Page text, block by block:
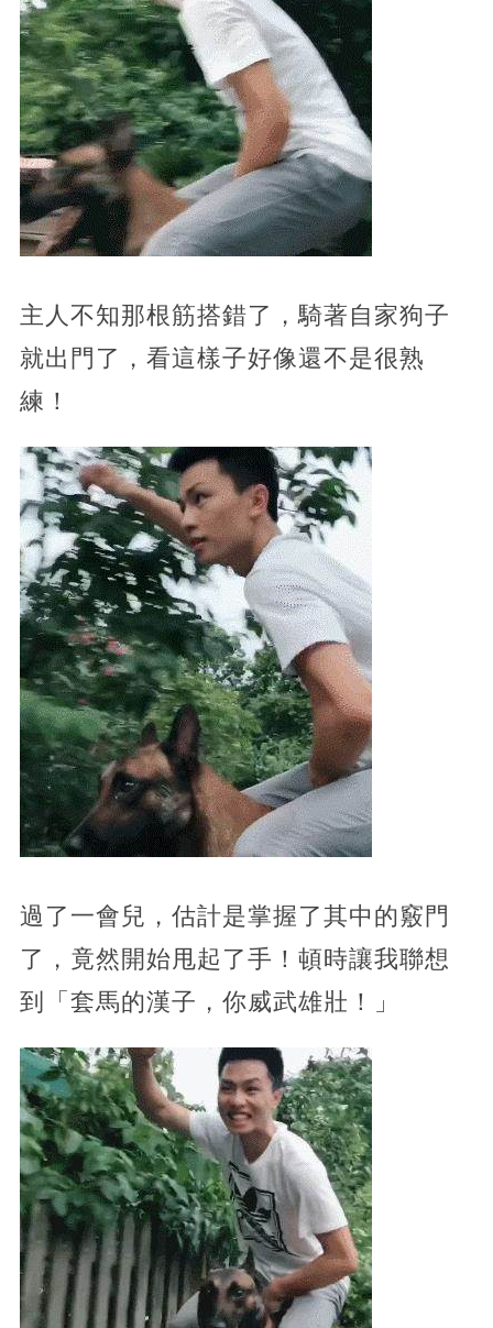
主人不知那根筋搭錯了，騎著自家狗子
就出門了，看這樣子好像還不是很熟
練！
過了一會兒，估計是掌握了其中的竅門
了，竟然開始甩起了手！頓時讓我聯想
到「套馬的漢子，你威武雄壯！」